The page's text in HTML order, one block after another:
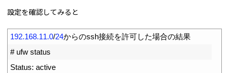
設定を確認してみると
192.168.11.0/24からのssh接続を許可した場合の結果
# ufw status
Status: active